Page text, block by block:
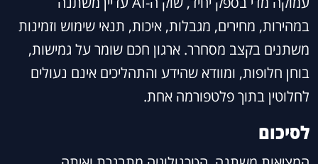
במהירות, מחירים, מגבלות, איכות, תנאי שימוש וזמינות
משתנים בקצב מסחרר. ארגון חכם שומר על גמישות,
בוחן חלופות, ומוודא שהידע והתהליכים אינם נעולים
לחלוטין בתוך פלטפורמה אחת.
לסיכום